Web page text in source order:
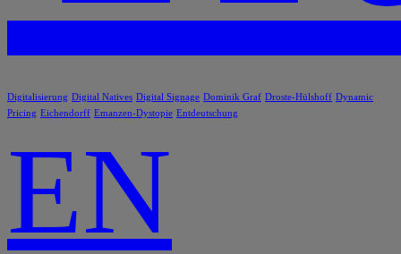
Digitalisierung Digital Natives Digital Signage Dominik Graf Droste-Hülshoff Dynamic
Pricing Eichendorff Emanzen-Dystopie Entdeutschung
EN